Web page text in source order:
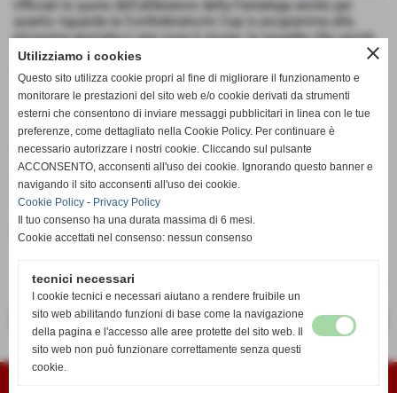
Ufficiali le quote dell'allibratore della Fantalega anche per
quanto riguarda la Confederation's Cup in programma alla
prossima giornata e una cosa è sicura: la squadra che uscirà
vincente dalla semifinale show tra Inghilterra e Francia sarà la
grande favorita è l'Inghilterra campione in carica del nuovo
corso targato Lagoteta bancata a 3.95, l'avversaria principale
sarà la Francia quotata 4.25. Non troppo distanti nemmeno le
quote per la settima storica vittoria dell'Olanda che è in
lavagna a 4.40 mentre pochi favori riscuote l'Est Povero
quotato 5.70, una squadra che ha sempre comunque ben
figurato in Confederations e potrebbe valere la pena puntarci
un euro.
inserisci un nuovo commento
<< precedente successivo >>
close
Utilizziamo i cookies
Questo sito utilizza cookie propri al fine di migliorare il funzionamento e
monitorare le prestazioni del sito web e/o cookie derivati da strumenti
esterni che consentono di inviare messaggi pubblicitari in linea con le tue
preferenze, come dettagliato nella Cookie Policy. Per continuare è
necessario autorizzare i nostri cookie. Cliccando sul pulsante
ACCONSENTO, acconsenti all'uso dei cookie. Ignorando questo banner e
navigando il sito acconsenti all'uso dei cookie.
Cookie Policy - Privacy Policy
Il tuo consenso ha una durata massima di 6 mesi.
Cookie accettati nel consenso: nessun consenso
tecnici necessari
I cookie tecnici e necessari aiutano a rendere fruibile un
sito web abilitando funzioni di base come la navigazione
della pagina e l'accesso alle aree protette del sito web. Il
sito web non può funzionare correttamente senza questi
cookie.